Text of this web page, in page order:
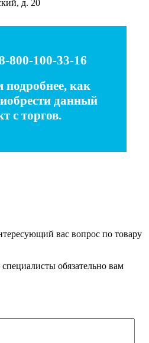
д. 20
800-100-33-16
подробнее, как
данный
с торгов.
вас вопрос по товару
обязательно вам